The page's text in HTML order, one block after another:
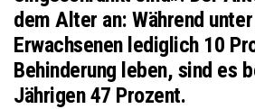
dem Alter an: Während
Erwachsenen lediglich 10
Behinderung leben, sind es
Jährigen 47 Prozent.